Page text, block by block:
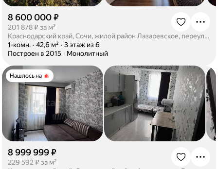
8 600 000 ₽
201 878 ₽ за м²
Краснодарский край, Сочи, жилой район Лазаревское, переулок Павлова, 21А
1-комн. · 42,6 м² · 3 этаж из 6
Построен в 2015 · Монолитный
Нашлось на
8 999 999 ₽
229 592 ₽ за м²